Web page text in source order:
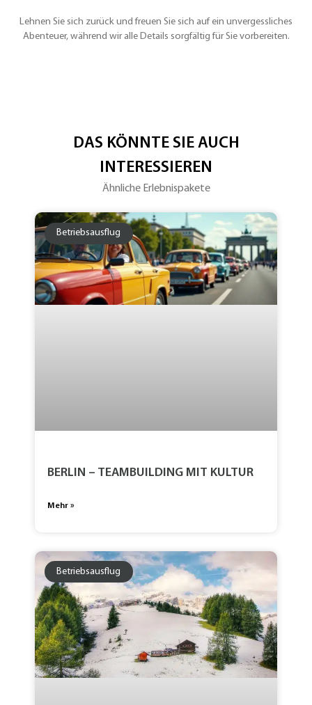
Lehnen Sie sich zurück und freuen Sie sich auf ein unvergessliches
Abenteuer, während wir alle Details sorgfältig für Sie vorbereiten.
DAS KÖNNTE SIE AUCH
INTERESSIEREN
Ähnliche Erlebnispakete
Betriebsausflug
BERLIN – TEAMBUILDING MIT KULTUR
Mehr »
Betriebsausflug